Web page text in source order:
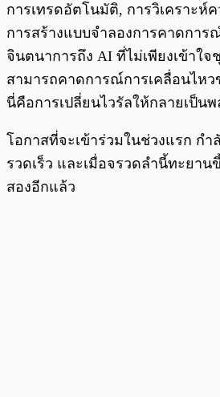
การเทรดอัตโนมัติ, การวิเคราะห์
การสร้างแบบจำลองการคาดการ
จินตนาการถึง AI ที่ไม่เพียงเข้าใ
สามารถคาดการณ์การเคลื่อนไห
นี่คือการเปลี่ยนไวรัลให้กลายเป็น
โอกาสที่จะเข้าร่วมในช่วงแรก กำ
รวดเร็ว และเมื่อจรวดลำนี้ทะยา
สองอีกแล้ว